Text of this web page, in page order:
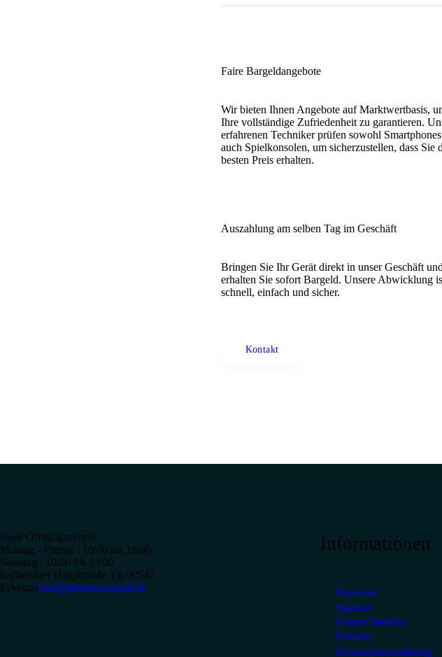
Faire Bargeldangebote
Wir bieten Ihnen Angebote auf Marktwertbasis,
Ihre vollständige Zufriedenheit zu garantieren.
erfahrenen Techniker prüfen sowohl
auch Spielkonsolen, um sicherzustellen, dass Sie
besten Preis erhalten.
Auszahlung am selben Tag im Geschäft
Bringen Sie Ihr Gerät direkt in unser Geschäft und
erhalten Sie sofort Bargeld. Unsere Abwicklung
schnell, einfach und sicher.
Kontakt
Store Öffnungszeiten:
Montag - Freitag : 10:00 bis 18:00
Samstag : 10:00 bis 14:00
Eschenauer Hauptstraße 13, 90542
Eckentalinfo@phoneprorepair.de
Informationen
Reparatur
Standort
Unsere Services
Kontakt
Datenschutzerklärung